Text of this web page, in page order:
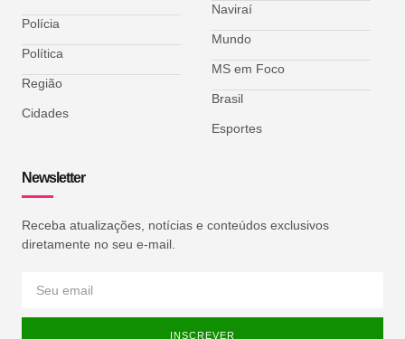
Polícia
Política
Região
Cidades
Naviraí
Mundo
MS em Foco
Brasil
Esportes
Newsletter
Receba atualizações, notícias e conteúdos exclusivos
diretamente no seu e-mail.
INSCREVER